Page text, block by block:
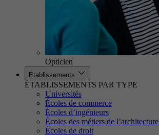
Opticien
Établissements
ÉTABLISSEMENTS PAR TYPE
Universités
Écoles de commerce
Écoles d’ingénieurs
Écoles des métiers de l’architecture
Écoles de droit